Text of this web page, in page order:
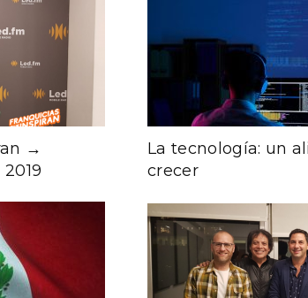
→
La tecnología: un
crecer